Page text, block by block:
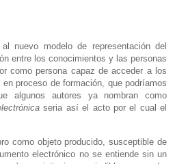
nuevo modelo de representación del
entre los conocimientos y las personas
como persona capaz de acceder a los
proceso de formación, que podríamos
algunos autores ya nombran como
seria así el acto por el cual el
como objeto producido, susceptible de
electrónico no se entiende sin un